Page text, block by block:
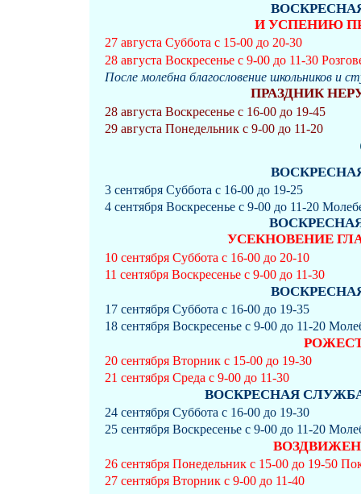
И УСПЕНИЮ
27 августа Суббота с 15-00 до 20-30
28 августа Воскресенье с 9-00 до 11-30
После молебна благословение школьников и
ПРАЗДНИК
28 августа Воскресенье с 16-00 до 19-45
29 августа Понедельник с 9-00 до 11-20
3 сентября Суббота с 16-00 до 19-25
4 сентября Воскресенье с 9-00 до 11-20
УСЕКНОВЕНИЕ
10 сентября Суббота с 16-00 до 20-10
11 сентября Воскресенье с 9-00 до 11-30
17 сентября Суббота с 16-00 до 19-35
18 сентября Воскресенье с 9-00 до 11-20
20 сентября Вторник с 15-00 до 19-30
21 сентября Среда с 9-00 до 11-30
ВОСКРЕСНАЯ СЛУЖБА
24 сентября Суббота с 16-00 до 19-30
25 сентября Воскресенье с 9-00 до 11-20
26 сентября Понедельник с 15-00 до 19-50
27 сентября Вторник с 9-00 до 11-40